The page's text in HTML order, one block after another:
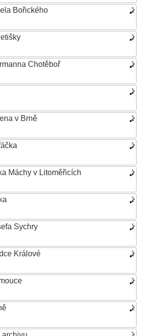
Bořického
Chotěboř
v Brně
Máchy v Litoměřicích
Sychry
Králové